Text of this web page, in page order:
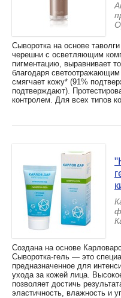
Сыворотка на основе
черешни с осветляющим
пигментацию, выравнивает
благодаря
смягчает кожу* (91%
подтверждают).
контролем. Для всех типов
Создана на основе
Сыворотка-гель — это
предназначенное для
ухода за кожей лица.
позволяет достичь
эластичность, влажность и